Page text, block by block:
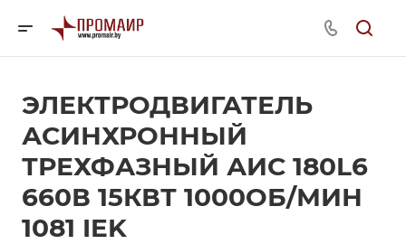
ЭЛЕКТРОДВИГАТЕЛЬ
АСИНХРОННЫЙ
ТРЕХФАЗНЫЙ АИС 180L6
660В 15КВТ 1000ОБ/МИН
1081 IEK